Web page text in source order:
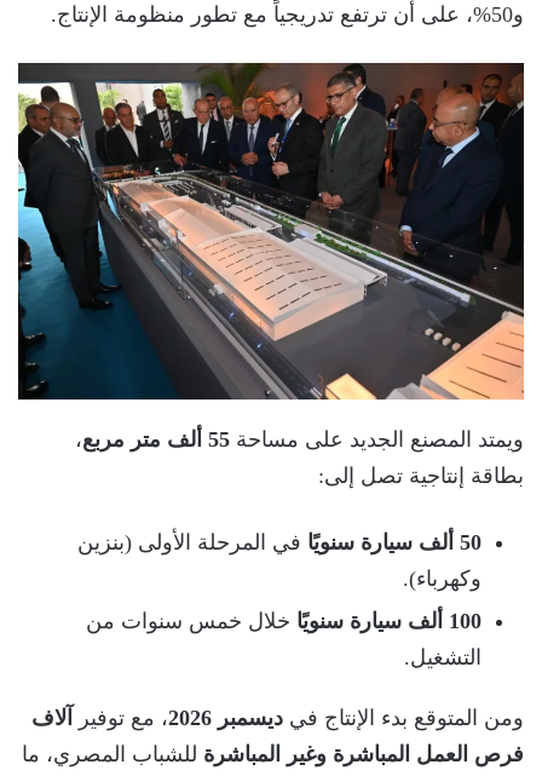
و50%، على أن ترتفع تدريجياً مع تطور منظومة الإنتاج.
ويمتد المصنع الجديد على مساحة 55 ألف متر مربع
،
بطاقة إنتاجية تصل إلى:
50 ألف سيارة سنويًا
في المرحلة الأولى (بنزين
وكهرباء).
100 ألف سيارة سنويًا
خلال خمس سنوات من
التشغيل.
ومن المتوقع بدء الإنتاج في ديسمبر 2026 ، مع توفير
آلاف
فرص العمل المباشرة وغير المباشرة للشباب المصري، ما